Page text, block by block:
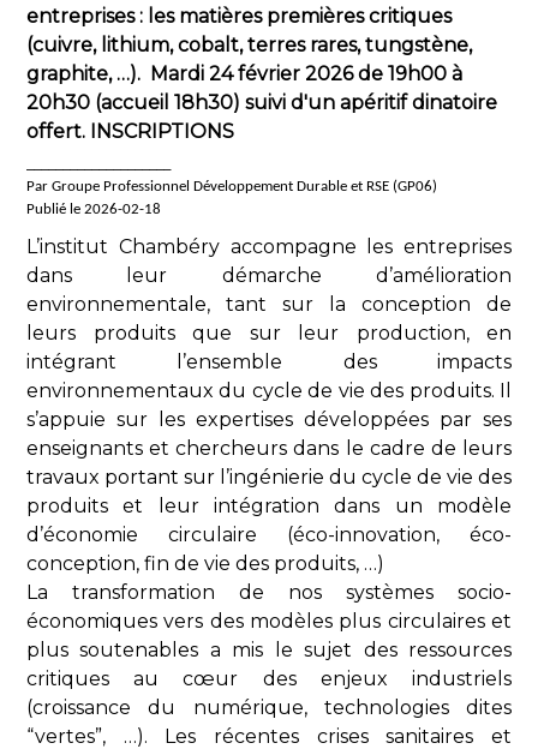
entreprises : les matières premières critiques
(cuivre, lithium, cobalt, terres rares, tungstène,
graphite, …). Mardi 24 février 2026 de 19h00 à
20h30 (accueil 18h30) suivi d'un apéritif dinatoire
offert. INSCRIPTIONS
Par Groupe Professionnel Développement Durable et RSE (GP06)
Publié le 2026-02-18
L’institut Chambéry accompagne les entreprises
dans leur démarche d’amélioration
environnementale, tant sur la conception de
leurs produits que sur leur production, en
intégrant l’ensemble des impacts
environnementaux du cycle de vie des produits. Il
s’appuie sur les expertises développées par ses
enseignants et chercheurs dans le cadre de leurs
travaux portant sur l’ingénierie du cycle de vie des
produits et leur intégration dans un modèle
d’économie circulaire (éco-innovation, éco-
conception, fin de vie des produits, …)
La transformation de nos systèmes socio-
économiques vers des modèles plus circulaires et
plus soutenables a mis le sujet des ressources
critiques au cœur des enjeux industriels
(croissance du numérique, technologies dites
“vertes”, …). Les récentes crises sanitaires et